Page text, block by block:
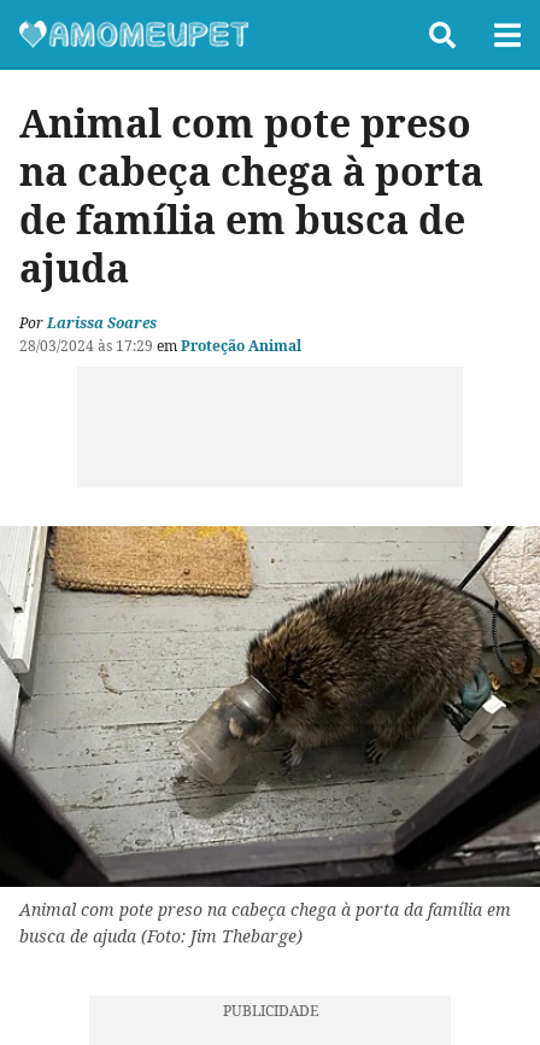
Animal com pote preso
na cabeça chega à porta
de família em busca de
ajuda
PorLarissa Soares
28/03/2024 às 17:29 emProteção Animal
Animal com pote preso na cabeça chega à porta da família em
busca de ajuda (Foto: Jim Thebarge)